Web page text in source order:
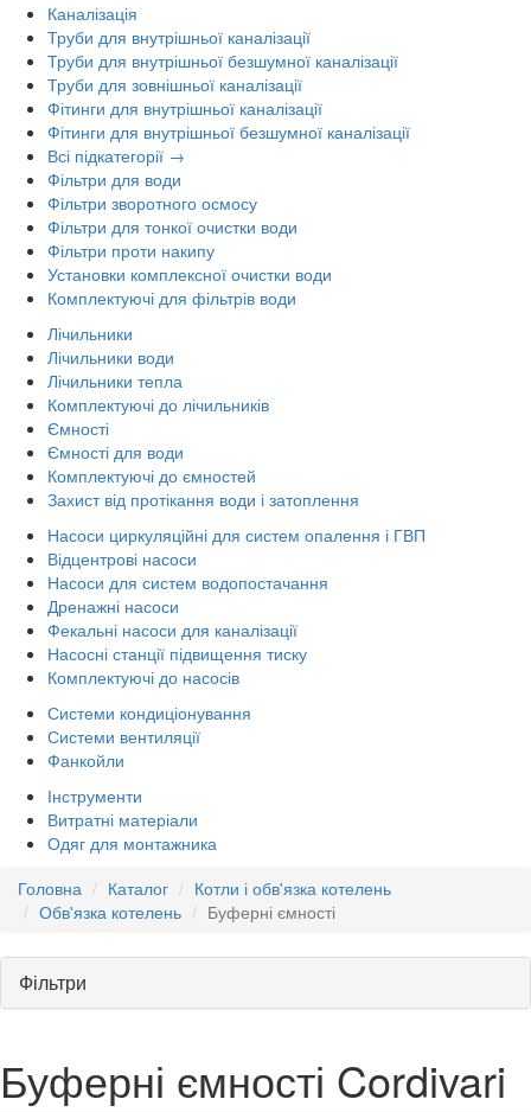
Каналізація
Труби для внутрішньої каналізації
Труби для внутрішньої безшумної каналізації
Труби для зовнішньої каналізації
Фітинги для внутрішньої каналізації
Фітинги для внутрішньої безшумної каналізації
Всі підкатегорії →
Фільтри для води
Фільтри зворотного осмосу
Фільтри для тонкої очистки води
Фільтри проти накипу
Установки комплексної очистки води
Комплектуючі для фільтрів води
Лічильники
Лічильники води
Лічильники тепла
Комплектуючі до лічильників
Ємності
Ємності для води
Комплектуючі до ємностей
Захист від протікання води і затоплення
Насоси циркуляційні для систем опалення і ГВП
Відцентрові насоси
Насоси для систем водопостачання
Дренажні насоси
Фекальні насоси для каналізації
Насосні станції підвищення тиску
Комплектуючі до насосів
Системи кондиціонування
Системи вентиляції
Фанкойли
Інструменти
Витратні матеріали
Одяг для монтажника
Головна
Каталог
Котли і обв'язка котелень
Обв'язка котелень
Буферні ємності
Фільтри
Буферні ємності Cordivari